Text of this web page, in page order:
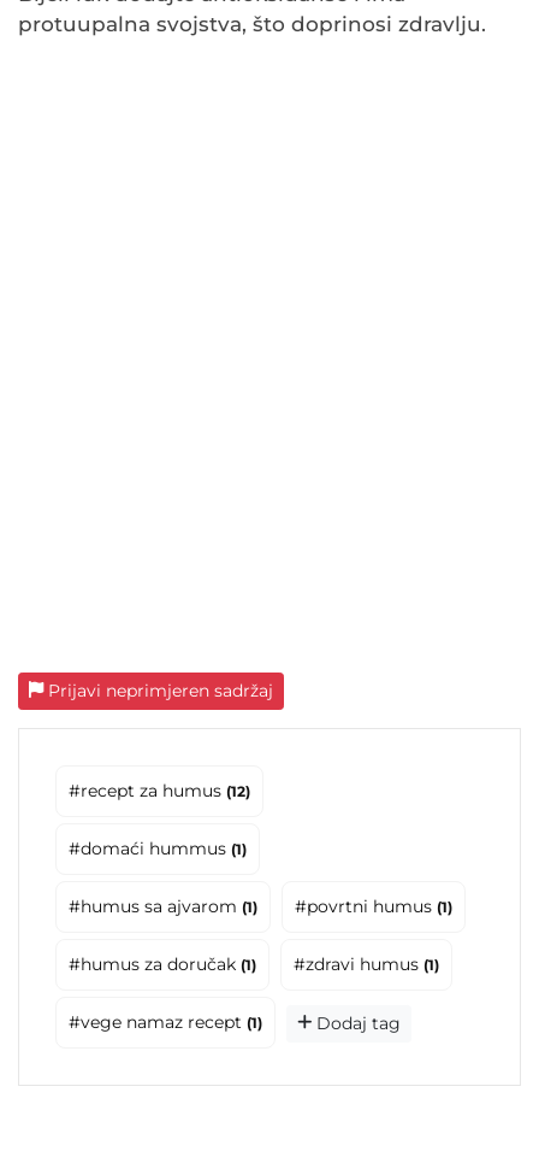
protuupalna svojstva, što doprinosi zdravlju.
Prijavi neprimjeren sadržaj
#recept za humus (12)
#domaći hummus (1)
#humus sa ajvarom (1) #povrtni humus (1)
#humus za doručak (1) #zdravi humus (1)
#vege namaz recept (1) Dodaj tag